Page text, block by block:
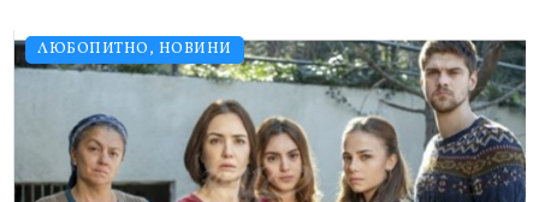
ЛЮБОПИТНО, НОВИНИ